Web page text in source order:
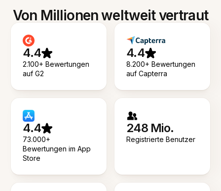
Von Millionen weltweit vertraut
4.4
2.100+ Bewertungen
auf G2
4.4
8.200+ Bewertungen
auf Capterra
4.4
73.000+
Bewertungen im App
Store
248 Mio.
Registrierte Benutzer